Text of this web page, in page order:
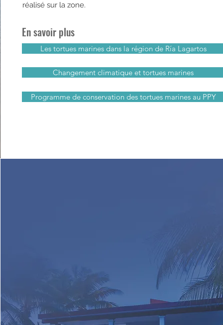
réalisé sur la zone.
En savoir plus
Les tortues marines dans la région de Ría Lagartos
Changement climatique et tortues marines
Programme de conservation des tortues marines au PPY